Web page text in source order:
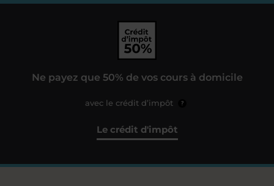
Ne payez que 50% de vos cours à domicile
avec le crédit d’impôt ?
Le crédit d'impôt